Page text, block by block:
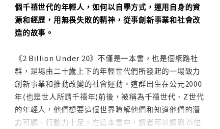
個千禧世代的年輕人，如何以自學方式，運用自身的資
源和經歷，用無畏失敗的精神，從事創新事業和社會改
造的故事。
《2 Billion Under 20》不僅是一本書，也是個網路社
群，是場由二十歲上下的年輕世代們所發起的一場致力
創新事業和推動改變的社會運動。這群出生在公元2000
年(也是世人所謂千禧年)前後，被稱為千禧世代、Z世代
的年輕人，他們想要這個世界瞭解他們和知道他們的潛
力可觀、行動力十足。在這本書中，讀者可以讀到75位